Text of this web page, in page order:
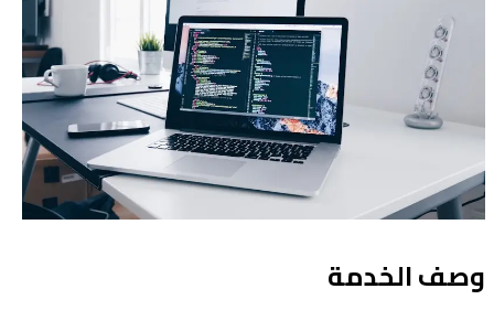
وصف الخدمة